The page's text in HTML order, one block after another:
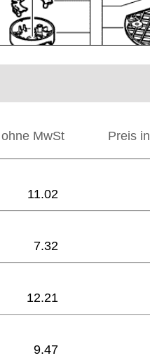
MwSt Preis
11.02
7.32
12.21
9.47